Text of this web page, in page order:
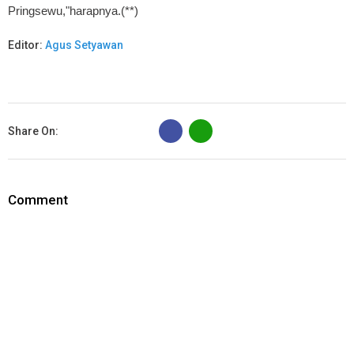
Pringsewu,"harapnya.(**)
Editor: Agus Setyawan
Share On:
B
Comment